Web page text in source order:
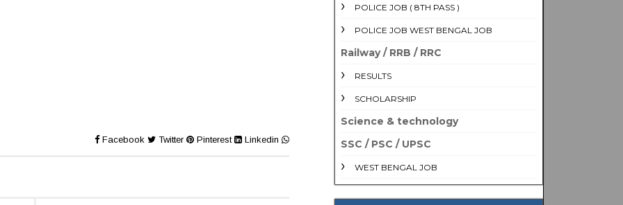
Facebook Twitter Pinterest Linkedin
POLICE JOB ( 8TH PASS )
POLICE JOB WEST BENGAL JOB
Railway / RRB / RRC
RESULTS
SCHOLARSHIP
Science & technology
SSC / PSC / UPSC
WEST BENGAL JOB